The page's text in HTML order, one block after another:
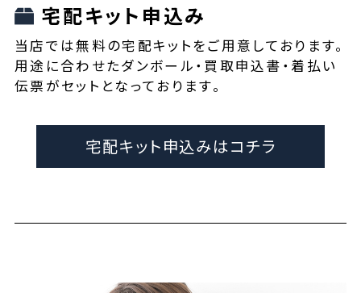
宅配キット申込み
当店では無料の宅配キットをご用意しております。
用途に合わせたダンボール・買取申込書・着払い
伝票がセットとなっております。
宅配キット申込みはコチラ